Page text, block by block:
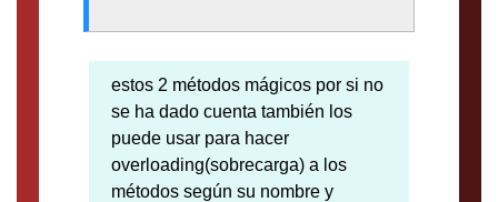
estos 2 métodos mágicos por si no
se ha dado cuenta también los
puede usar para hacer
overloading(sobrecarga) a los
métodos según su nombre y